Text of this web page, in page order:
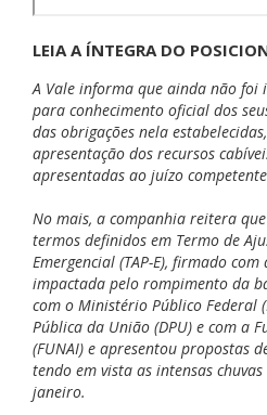
LEIA A ÍNTEGRA DO
A Vale informa que ainda não
para conhecimento oficial dos
das obrigações nela
apresentação dos recursos
apresentadas ao juízo
No mais, a companhia reitera
termos definidos em Termo de
Emergencial (TAP-E), firmado
impactada pelo rompimento da
com o Ministério Público Federal
Pública da União (DPU) e com a
(FUNAI) e apresentou propostas
tendo em vista as intensas
janeiro.